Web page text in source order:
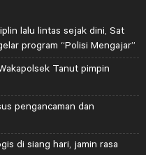
lalu lintas sejak dini, Sat
program “Polisi Mengajar”
Tanut pimpin
pengancaman dan
di siang hari, jamin rasa